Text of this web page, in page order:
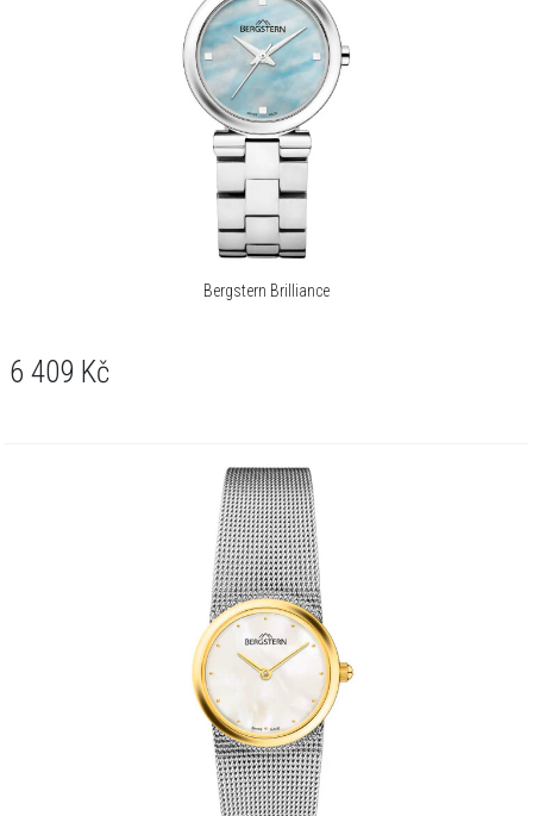
Bergstern Brilliance
6 409 Kč